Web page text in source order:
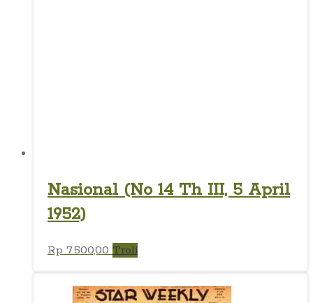
Nasional (No 14 Th III, 5 April
1952)
Rp 7.500,00 Troli